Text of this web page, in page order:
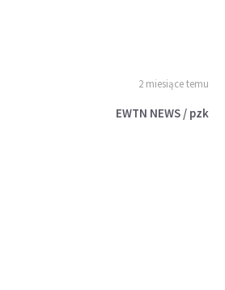
2 miesiące temu
EWTN NEWS / pzk